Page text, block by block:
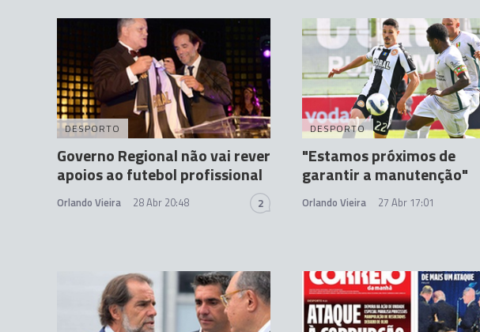
DESPORTO
Governo Regional não vai rever
apoios ao futebol profissional
Orlando Vieira 28 Abr 20:48 2
DESPORTO
"Estamos próximos de
garantir a manutenção"
Orlando Vieira 27 Abr 17:01